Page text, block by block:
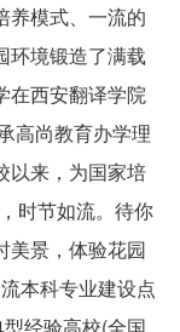
养模式、一流的
环境锻造了满载
在西安翻译学院
高尚教育办学理
以来，为国家培
时节如流。待你
美景，体验花园
本科专业建设点